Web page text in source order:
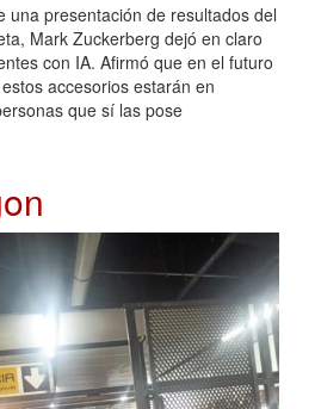
una presentación de resultados del
Mark Zuckerberg dejó en claro
con IA. Afirmó que en el futuro
accesorios estarán en
que sí las pose